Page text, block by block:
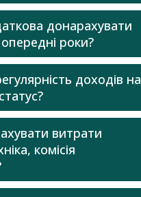
донарахувати
роки?
доходів на
витрати
комісія